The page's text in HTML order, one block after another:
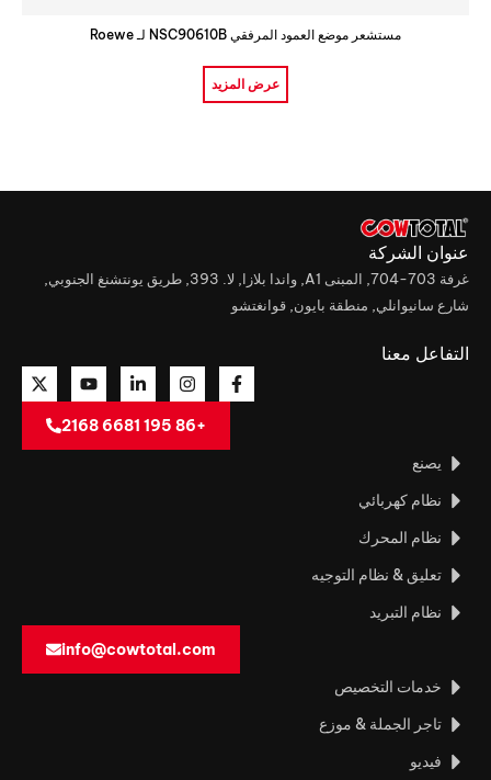
مستشعر موضع العمود المرفقي NSC90610B لـ Roewe
عرض المزيد
عنوان الشركة
غرفة 703-704, المبنى A1, واندا بلازا, لا. 393, طريق يونتشنغ الجنوبي,
شارع سانيوانلي, منطقة بايون, قوانغتشو
التفاعل معنا
+86 195 6681 2168
يصنع
نظام كهربائي
نظام المحرك
تعليق & نظام التوجيه
نظام التبريد
info@cowtotal.com
خدمات التخصيص
تاجر الجملة & موزع
فيديو